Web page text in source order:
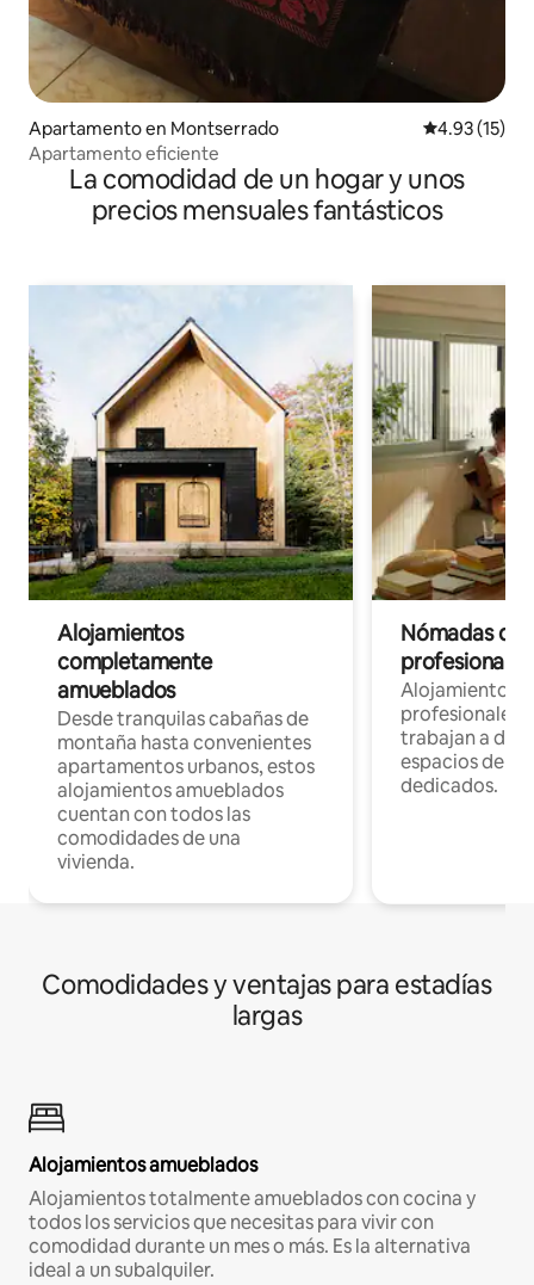
Apartamento en Montserrado Calificación
4.93 (15)
Apartamento eficiente
La comodidad de un hogar y unos
precios mensuales fantásticos
Alojamientos
completamente
amueblados
Desde tranquilas cabañas de
montaña hasta convenientes
apartamentos urbanos, estos
alojamientos amueblados
cuentan con todos las
comodidades de una
vivienda.
Nómadas
Alojamientos
profesionales
trabajan a
espacios de
dedicados.
Comodidades y ventajas para estadías
largas
Alojamientos amueblados
Alojamientos totalmente amueblados con cocina y
todos los servicios que necesitas para vivir con
comodidad durante un mes o más. Es la alternativa
ideal a un subalquiler.